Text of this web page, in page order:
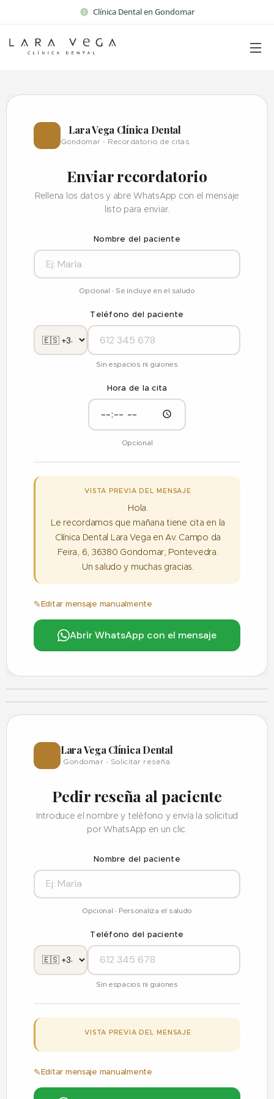
Clínica Dental en Gondomar
Lara Vega Clínica Dental
Gondomar · Recordatorio de citas
Enviar recordatorio
Rellena los datos y abre WhatsApp con el mensaje
listo para enviar.
Nombre del paciente
Opcional · Se incluye en el saludo
Teléfono del paciente
Sin espacios ni guiones
Hora de la cita
Opcional
VISTA PREVIA DEL MENSAJE
Hola.
Le recordamos que mañana tiene cita en la
Clínica Dental Lara Vega en Av. Campo da
Feira, 6, 36380 Gondomar, Pontevedra.
Un saludo y muchas gracias.
Editar mensaje manualmente
Abrir WhatsApp con el mensaje
Lara Vega Clínica Dental
Gondomar · Solicitar reseña
Pedir reseña al paciente
Introduce el nombre y teléfono y envía la solicitud
por WhatsApp en un clic.
Nombre del paciente
Opcional · Personaliza el saludo
Teléfono del paciente
Sin espacios ni guiones
VISTA PREVIA DEL MENSAJE
Editar mensaje manualmente